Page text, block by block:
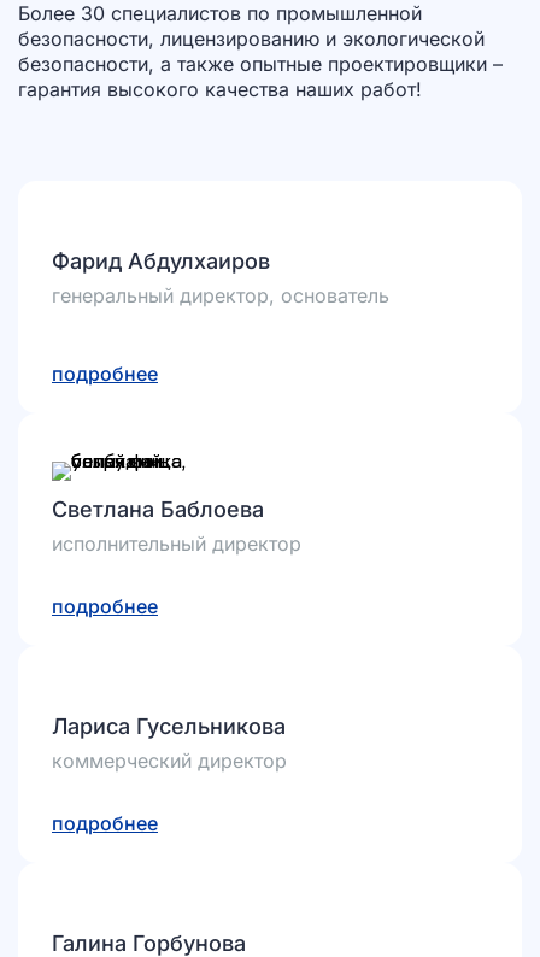
Более 30 специалистов по промышленной
безопасности, лицензированию и экологической
безопасности, а также опытные проектировщики –
гарантия высокого качества наших работ!
Фарид Абдулхаиров
генеральный директор, основатель
подробнее
Светлана Баблоева
исполнительный директор
подробнее
Лариса Гусельникова
коммерческий директор
подробнее
Галина Горбунова